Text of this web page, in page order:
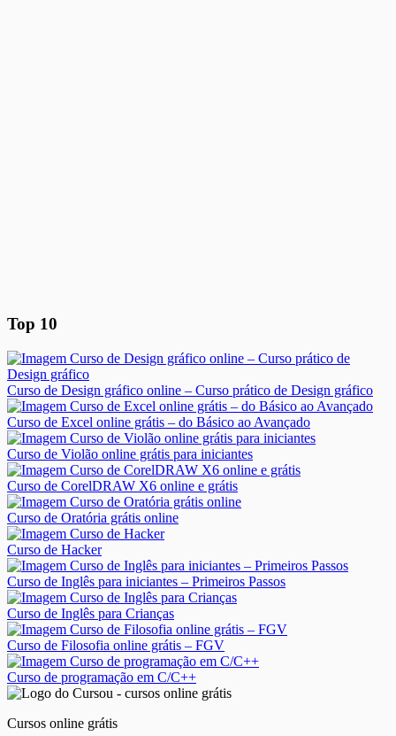
Top 10
Curso de Design gráfico online – Curso prático de Design gráfico
Curso de Excel online grátis – do Básico ao Avançado
Curso de Violão online grátis para iniciantes
Curso de CorelDRAW X6 online e grátis
Curso de Oratória grátis online
Curso de Hacker
Curso de Inglês para iniciantes – Primeiros Passos
Curso de Inglês para Crianças
Curso de Filosofia online grátis – FGV
Curso de programação em C/C++
Cursos online grátis